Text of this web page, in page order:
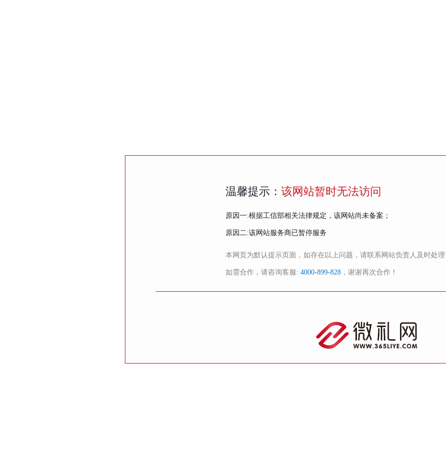
温馨提示： 该网站暂时无法访问
原因一:根据工信部相关法律规定，该网站尚未备案；
原因二:该网站服务商已暂停服务
本网页为默认提示页面，如存在以上问题，请联系网站负责人及时处理
如需合作，请咨询客服: 4000-899-828 ，谢谢再次合作！